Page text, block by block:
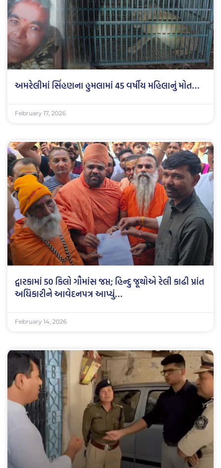
અમરેલીમાં સિંહણના હુમલામાં 45 વર્ષીય મહિલાનું મોત…
February 17, 2026
દ્વારકામાં 50 કિલો ગૌમાંસ જપ્ત; હિન્દુ જૂથોએ રેલી કાઢી પ્રાંત
અધિકારીને આવેદનપત્ર આપ્યું…
February 14, 2026